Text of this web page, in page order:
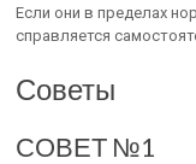
Если они в пределах
справляется
Советы
СОВЕТ №1